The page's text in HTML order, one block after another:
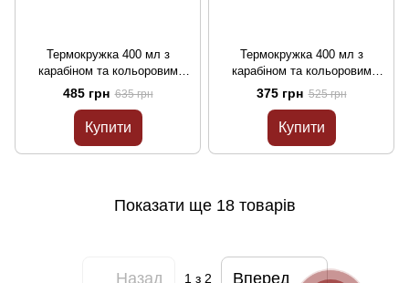
Термокружка 400 мл з
карабіном та кольоровим
термодруком ДПСУ (сталь)
арт.75101
485 грн 635 грн
Купити
Термокружка 400 мл з
карабіном та кольоровим
термодруком (сталь)
арт.75401
375 грн 525 грн
Купити
Показати ще 18 товарів
Назад 1з 2 Вперед